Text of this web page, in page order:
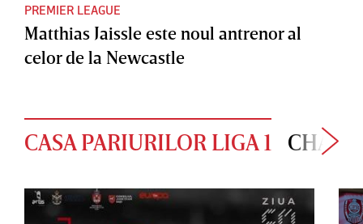
PREMIER LEAGUE
Matthias Jaissle este noul antrenor al
celor de la Newcastle
CASA PARIURILOR LIGA 1